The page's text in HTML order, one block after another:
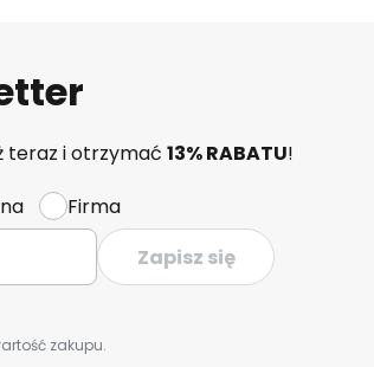
teraz i otrzymać 13% RABATU!
Firma
Zapisz się
zakupu.